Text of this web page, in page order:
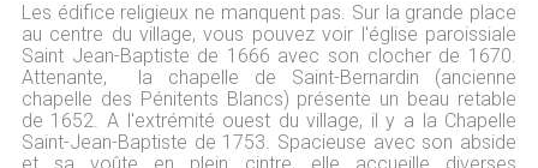
Les édifice religieux ne manquent pas. Sur la grande place
au centre du village, vous pouvez voir l'église paroissiale
Saint Jean-Baptiste de 1666 avec son clocher de 1670.
Attenante, la chapelle de Saint-Bernardin (ancienne
chapelle des Pénitents Blancs) présente un beau retable
de 1652. A l'extrémité ouest du village, il y a la Chapelle
Saint-Jean-Baptiste de 1753. Spacieuse avec son abside